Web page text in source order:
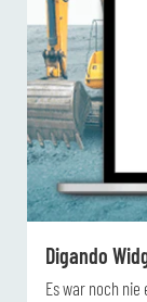
Digando
Es war noch